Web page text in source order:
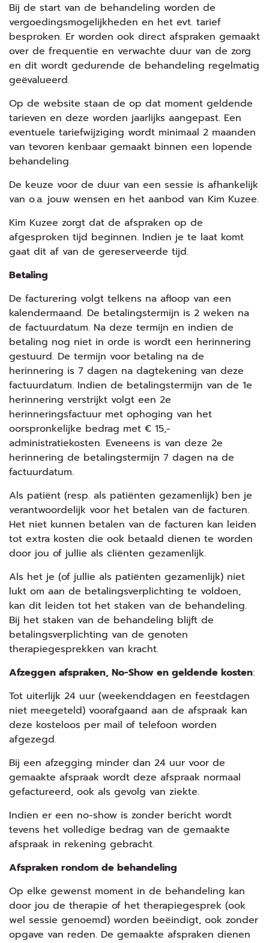
Bij de start van de behandeling worden de
vergoedingsmogelijkheden en het evt. tarief
besproken. Er worden ook direct afspraken gemaakt
over de frequentie en verwachte duur van de zorg
en dit wordt gedurende de behandeling regelmatig
geëvalueerd.
Op de website staan de op dat moment geldende
tarieven en deze worden jaarlijks aangepast. Een
eventuele tariefwijziging wordt minimaal 2 maanden
van tevoren kenbaar gemaakt binnen een lopende
behandeling.
De keuze voor de duur van een sessie is afhankelijk
van o.a. jouw wensen en het aanbod van Kim Kuzee.
Kim Kuzee zorgt dat de afspraken op de
afgesproken tijd beginnen. Indien je te laat komt
gaat dit af van de gereserveerde tijd.
Betaling
De facturering volgt telkens na afloop van een
kalendermaand. De betalingstermijn is 2 weken na
de factuurdatum. Na deze termijn en indien de
betaling nog niet in orde is wordt een herinnering
gestuurd. De termijn voor betaling na de
herinnering is 7 dagen na dagtekening van deze
factuurdatum. Indien de betalingstermijn van de 1e
herinnering verstrijkt volgt een 2e
herinneringsfactuur met ophoging van het
oorspronkelijke bedrag met € 15,-
administratiekosten. Eveneens is van deze 2e
herinnering de betalingstermijn 7 dagen na de
factuurdatum.
Als patiënt (resp. als patiënten gezamenlijk) ben je
verantwoordelijk voor het betalen van de facturen.
Het niet kunnen betalen van de facturen kan leiden
tot extra kosten die ook betaald dienen te worden
door jou of jullie als cliënten gezamenlijk.
Als het je (of jullie als patiënten gezamenlijk) niet
lukt om aan de betalingsverplichting te voldoen,
kan dit leiden tot het staken van de behandeling.
Bij het staken van de behandeling blijft de
betalingsverplichting van de genoten
therapiegesprekken van kracht.
Afzeggen afspraken, No-Show en geldende kosten:
Tot uiterlijk 24 uur (weekenddagen en feestdagen
niet meegeteld) voorafgaand aan de afspraak kan
deze kosteloos per mail of telefoon worden
afgezegd.
Bij een afzegging minder dan 24 uur voor de
gemaakte afspraak wordt deze afspraak normaal
gefactureerd, ook als gevolg van ziekte.
Indien er een no-show is zonder bericht wordt
tevens het volledige bedrag van de gemaakte
afspraak in rekening gebracht.
Afspraken rondom de behandeling
Op elke gewenst moment in de behandeling kan
door jou de therapie of het therapiegesprek (ook
wel sessie genoemd) worden beëindigt, ook zonder
opgave van reden. De gemaakte afspraken dienen